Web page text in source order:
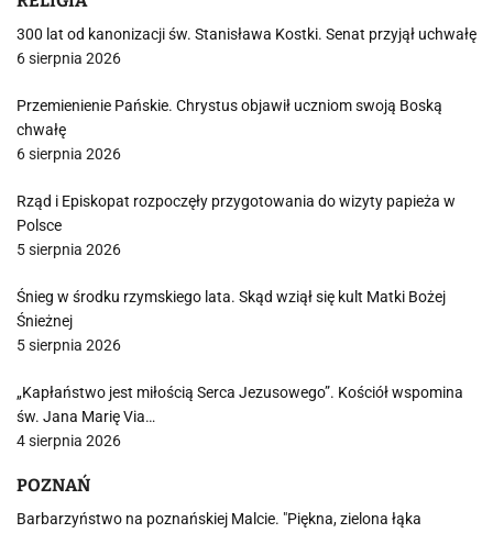
300 lat od kanonizacji św. Stanisława Kostki. Senat przyjął uchwałę
6 sierpnia 2026
Przemienienie Pańskie. Chrystus objawił uczniom swoją Boską
chwałę
6 sierpnia 2026
Rząd i Episkopat rozpoczęły przygotowania do wizyty papieża w
Polsce
5 sierpnia 2026
Śnieg w środku rzymskiego lata. Skąd wziął się kult Matki Bożej
Śnieżnej
5 sierpnia 2026
„Kapłaństwo jest miłością Serca Jezusowego”. Kościół wspomina
św. Jana Marię Via…
4 sierpnia 2026
POZNAŃ
Barbarzyństwo na poznańskiej Malcie. "Piękna, zielona łąka